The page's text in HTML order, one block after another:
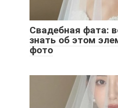
Свадебная фата:
знать об этом
фото